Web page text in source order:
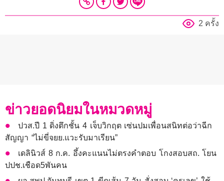
2 ครั้ง
ข่าวยอดนิยมในหมวดหมู่
ปวส.ปี 1 ดิ่งตึกชั้น 4 เจ็บวิกฤต เซ่นปมเพื่อนสนิทต่อว่าฉีก
สัญญา “ไม่ขี่จยย.แวะรับมาเรียน”
เดลินิวส์ 8 ก.ค. อึ้งคะแนนไม่ตรงคำตอบ โกงสอบสถ. โยน
ปปช.เชือด5พันคน